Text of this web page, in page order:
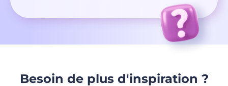
Besoin de plus d'inspiration ?